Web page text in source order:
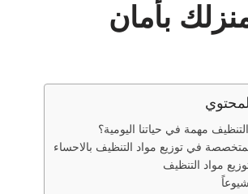
بأمان
التنظيف مهمة في حياتنا اليومية؟
في توزيع مواد التنظيف بالاحساء
مواد التنظيف